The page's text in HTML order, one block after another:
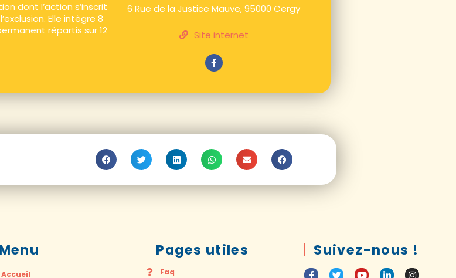
dont l’action s’inscrit
Elle intègre 8
répartis sur 12
6 Rue de la Justice Mauve, 95000 Cergy
Site internet
Menu
Accueil
Pages utiles
Faq
Suivez-nous !